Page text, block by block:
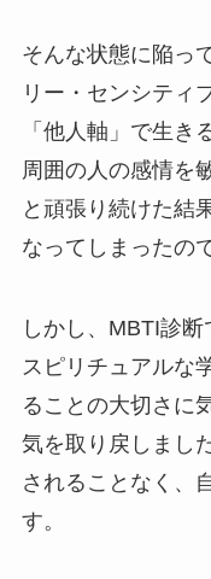
そんな状態に陥っ
リー・センシティ
「他人軸」で生き
周囲の人の感情を
と頑張り続けた結
なってしまったの
しかし、MBTI診断
スピリチュアルな
ることの大切さに
気を取り戻しまし
されることなく、
す。